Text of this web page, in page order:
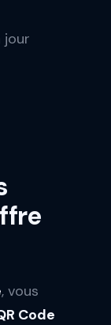
jour
, vous
Code